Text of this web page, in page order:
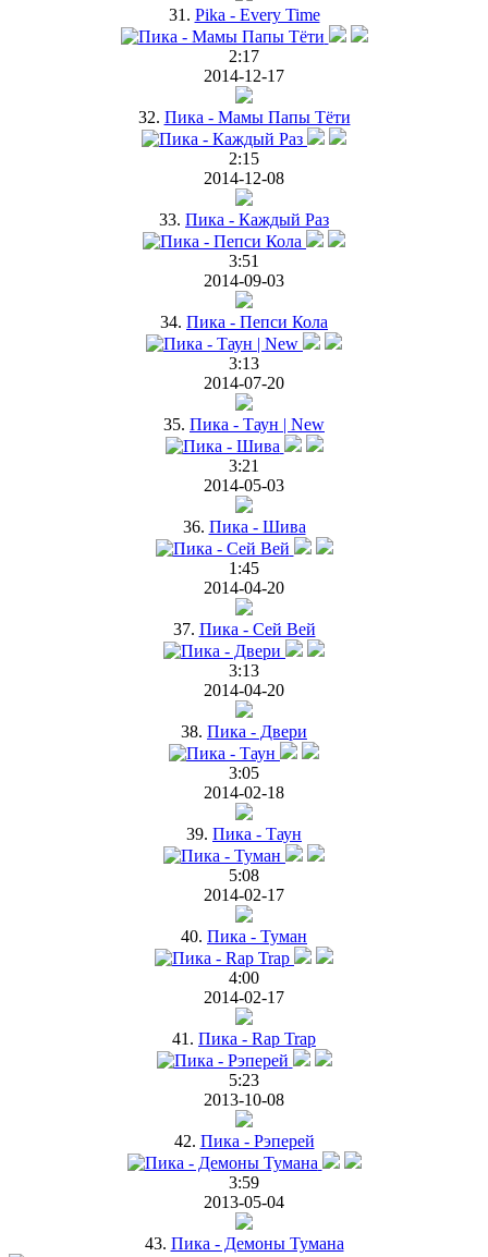
31. Pika - Every Time
2:17
2014-12-17
32. Пика - Мамы Папы Тёти
2:15
2014-12-08
33. Пика - Каждый Раз
3:51
2014-09-03
34. Пика - Пепси Кола
3:13
2014-07-20
35. Пика - Таун | New
3:21
2014-05-03
36. Пика - Шива
1:45
2014-04-20
37. Пика - Сей Вей
3:13
2014-04-20
38. Пика - Двери
3:05
2014-02-18
39. Пика - Таун
5:08
2014-02-17
40. Пика - Туман
4:00
2014-02-17
41. Пика - Rap Trap
5:23
2013-10-08
42. Пика - Рэперей
3:59
2013-05-04
43. Пика - Демоны Тумана